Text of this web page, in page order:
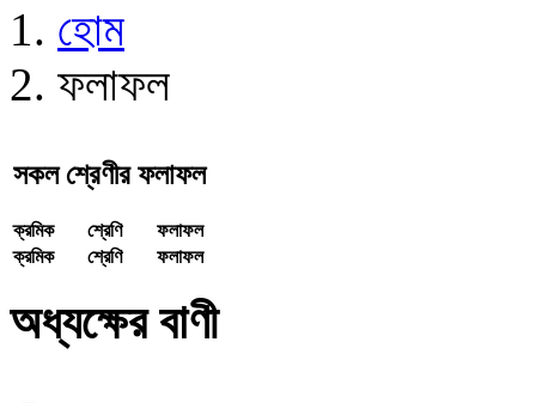
হোম
ফলাফল
সকল শ্রেণীর ফলাফল
ক্রমিক শ্রেণি
ফলাফল
ক্রমিক
শ্রেণি ফলাফল
অধ্যক্ষের বাণী